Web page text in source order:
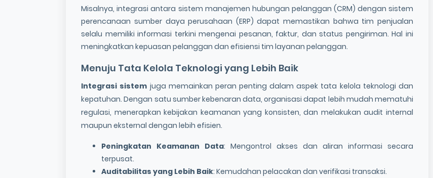
Misalnya, integrasi antara sistem manajemen hubungan pelanggan (CRM) dengan sistem
perencanaan sumber daya perusahaan (ERP) dapat memastikan bahwa tim penjualan
selalu memiliki informasi terkini mengenai pesanan, faktur, dan status pengiriman. Hal ini
meningkatkan kepuasan pelanggan dan efisiensi tim layanan pelanggan.
Menuju Tata Kelola Teknologi yang Lebih Baik
Integrasi sistem juga memainkan peran penting dalam aspek tata kelola teknologi dan
kepatuhan. Dengan satu sumber kebenaran data, organisasi dapat lebih mudah mematuhi
regulasi, menerapkan kebijakan keamanan yang konsisten, dan melakukan audit internal
maupun eksternal dengan lebih efisien.
Peningkatan Keamanan Data: Mengontrol akses dan aliran informasi secara
terpusat.
Auditabilitas yang Lebih Baik: Kemudahan pelacakan dan verifikasi transaksi.